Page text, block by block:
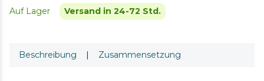
Auf Lager Versand in 24-72 Std.
Beschreibung | Zusammensetzung